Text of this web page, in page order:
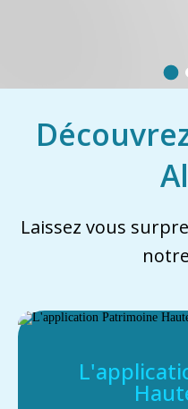
Laissez vous